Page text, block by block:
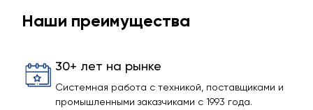
Наши преимущества
30+ лет на рынке
Системная работа с техникой, поставщиками и
промышленными заказчиками с 1993 года.